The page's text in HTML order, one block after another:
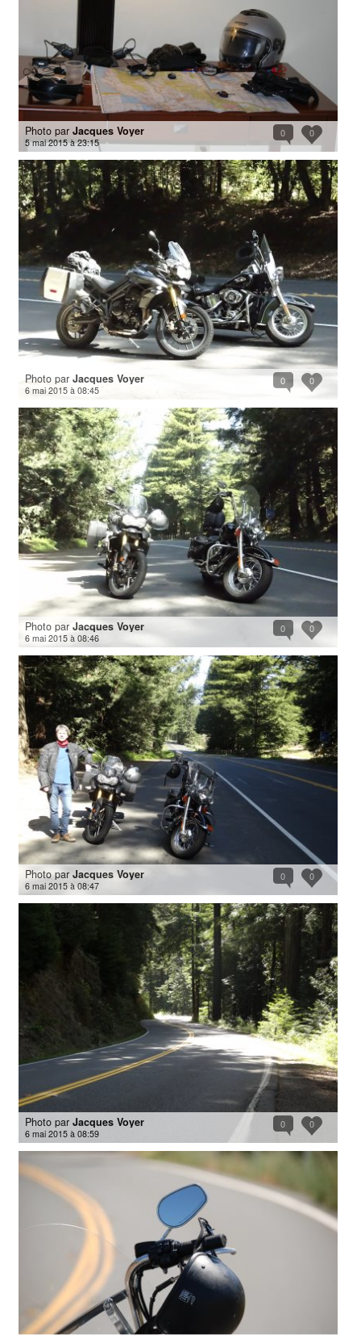
0
0
Photo par Jacques Voyer
5 mai 2015 à 23:15
0
0
Photo par Jacques Voyer
6 mai 2015 à 08:45
0
0
Photo par Jacques Voyer
6 mai 2015 à 08:46
0
0
Photo par Jacques Voyer
6 mai 2015 à 08:47
0
0
Photo par Jacques Voyer
6 mai 2015 à 08:59